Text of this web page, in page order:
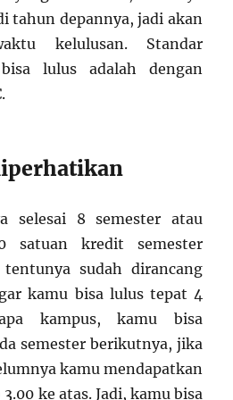
tahun depannya, jadi akan
kelulusan. Standar
lulus adalah dengan
selesai 8 semester atau
satuan kredit semester
sudah dirancang
kamu bisa lulus tepat 4
kampus, kamu bisa
semester berikutnya, jika
kamu mendapatkan
ke atas. Jadi, kamu bisa